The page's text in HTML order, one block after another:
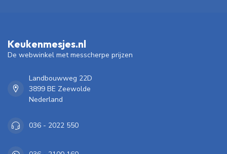
Keukenmesjes.nl
De webwinkel met messcherpe prijzen
Landbouwweg 22D
3899 BE Zeewolde
Nederland
036 - 2022 550